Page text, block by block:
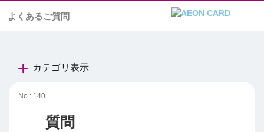
よくあるご質問
カテゴリ表示
No : 140